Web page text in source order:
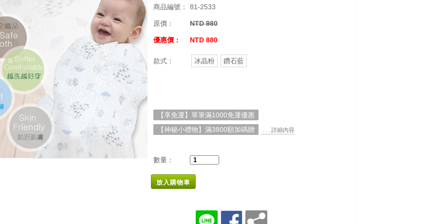
商品編號： 81-2533
原價： NTD 980
優惠價： NTD 880
款式： 冰晶粉 鑽石藍
【享免運】單筆滿1000免運優惠
【神秘小禮物】滿3800額加碼贈
. . . 詳細內容
數量：
放入購物車